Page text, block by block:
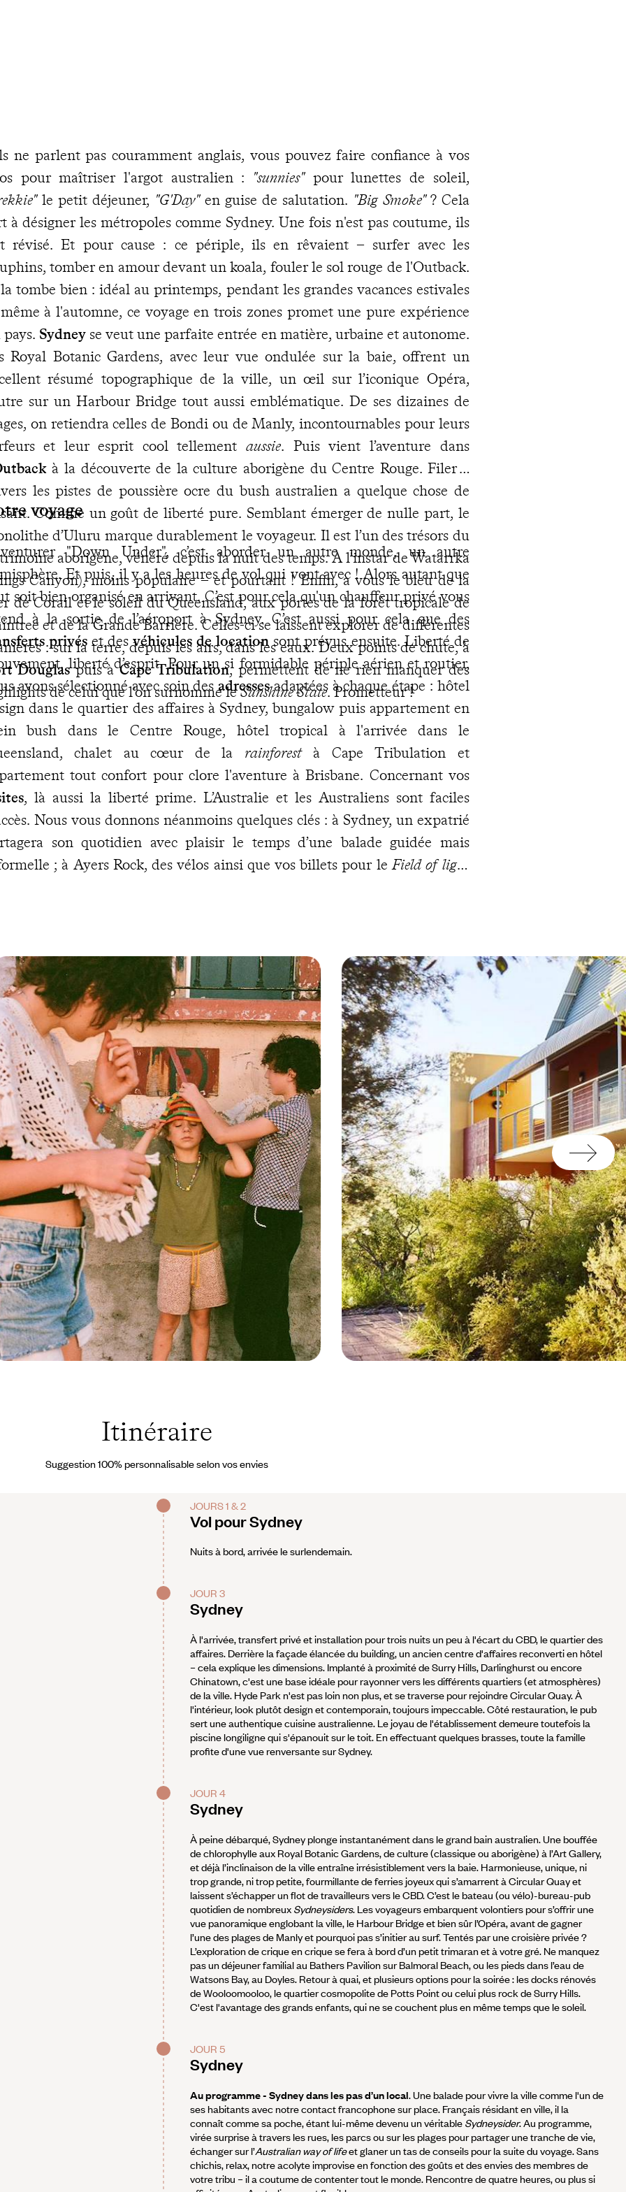
ne parlent pas couramment anglais, vous pouvez faire confiance à vos
pour maîtriser l'argot australien : "sunnies"pour lunettes de soleil,
le petit déjeuner, "G'Day"en guise de salutation. "Big Smoke"? Cela
à désigner les métropoles comme Sydney. Une fois n'est pas coutume, ils
révisé. Et pour cause : ce périple, ils en rêvaient – surfer avec les
tomber en amour devant un koala, fouler le sol rouge de l'Outback.
tombe bien : idéal au printemps, pendant les grandes vacances estivales
à l'automne, ce voyage en trois zones promet une pure expérience
Sydneyse veut une parfaite entrée en matière, urbaine et autonome.
Royal Botanic Gardens, avec leur vue ondulée sur la baie, offrent un
résumé topographique de la ville, un œil sur l’iconique Opéra,
sur un Harbour Bridge tout aussi emblématique. De ses dizaines de
on retiendra celles de Bondi ou de Manly, incontournables pour leurs
et leur esprit cool tellement aussie. Puis vient l’aventure dans
à la découverte de la culture aborigène du Centre Rouge. Filer à
les pistes de poussière ocre du bush australien a quelque chose de
Comme un goût de liberté pure. Semblant émerger de nulle part, le
d’Uluru marque durablement le voyageur. Il est l’un des trésors du
aborigène, vénéré depuis la nuit des temps. À l'instar de Watarrka
Canyon), moins populaire – et pourtant ! Enfin, à vous le bleu de la
de Corail et le soleil du Queensland, aux portes de la forêt tropicale de
et de la Grande Barrière. Celles-ci se laissent explorer de différentes
: sur la terre, depuis les airs, dans les eaux. Deux points de chute, à
Douglaspuis àCape Tribulation, permettent de ne rien manquer des
de celui que l'on surnomme leSunshine State. Prometteur !
voyage
"Down Under", c’est aborder un autre monde, un autre
Et puis, il y a les heures de vol qui vont avec ! Alors autant que
soit bien organisé en arrivant. C’est pour cela qu'un chauffeur privé vous
à la sortie de l’aéroport à Sydney. C’est aussi pour cela que des
privéset desvéhicules de locationsont prévus ensuite. Liberté de
liberté d’esprit. Pour un si formidable périple aérien et routier,
avons sélectionné avec soin desadressesadaptées à chaque étape : hôtel
dans le quartier des affaires à Sydney, bungalow puis appartement en
bush dans le Centre Rouge, hôtel tropical à l'arrivée dans le
chalet au cœur de la rainforestà Cape Tribulation et
tout confort pour clore l'aventure à Brisbane. Concernant vos
, là aussi la liberté prime. L’Australie et les Australiens sont faciles
Nous vous donnons néanmoins quelques clés : à Sydney, un expatrié
son quotidien avec plaisir le temps d’une balade guidée mais
; à Ayers Rock, des vélos ainsi que vos billets pour leField of light
des coordonnées denotre concierge francophone sur place,
à tout moment grâce à notre système de
wifi nomade. En deux
trois mouvements, celui-ci ajoute un dîner sous la voûte étoilée du Red
ou une sortie snorkeling sur la Grande Barrière à votre programme.
le périple avec quelques jours à Hervey Bay ou sur les îles Fidji est
possible : votre séjour australien est personnalisable selon vos
y compris une fois sur place.
Itinéraire
Suggestion 100% personnalisable selon vos envies
JOURS 1 & 2
Vol pour Sydney
Nuits à bord, arrivée le surlendemain.
JOUR 3
Sydney
À l'arrivée, transfert privé et installation pour trois nuits un peu à l'écart du CBD, le quartier des
affaires. Derrière la façade élancée du building, un ancien centre d'affaires reconverti en hôtel
– cela explique les dimensions. Implanté à proximité de Surry Hills, Darlinghurst ou encore
Chinatown, c'est une base idéale pour rayonner vers les différents quartiers (et atmosphères)
de la ville. Hyde Park n'est pas loin non plus, et se traverse pour rejoindre Circular Quay. À
l'intérieur, look plutôt design et contemporain, toujours impeccable. Côté restauration, le pub
sert une authentique cuisine australienne. Le joyau de l'établissement demeure toutefois la
piscine longiligne qui s'épanouit sur le toit. En effectuant quelques brasses, toute la famille
profite d'une vue renversante sur Sydney.
JOUR 4
Sydney
À peine débarqué, Sydney plonge instantanément dans le grand bain australien. Une bouffée
de chlorophylle aux Royal Botanic Gardens, de culture (classique ou aborigène) à l’Art Gallery,
et déjà l’inclinaison de la ville entraîne irrésistiblement vers la baie. Harmonieuse, unique, ni
trop grande, ni trop petite, fourmillante de ferries joyeux qui s’amarrent à Circular Quay et
laissent s’échapper un flot de travailleurs vers le CBD. C’est le bateau (ou vélo)-bureau-pub
quotidien de nombreux Sydneysiders. Les voyageurs embarquent volontiers pour s’offrir une
vue panoramique englobant la ville, le Harbour Bridge et bien sûr l’Opéra, avant de gagner
l’une des plages de Manly et pourquoi pas s’initier au surf. Tentés par une croisière privée ?
L’exploration de crique en crique se fera à bord d’un petit trimaran et à votre gré. Ne manquez
pas un déjeuner familial au Bathers Pavilion sur Balmoral Beach, ou les pieds dans l’eau de
Watsons Bay, au Doyles. Retour à quai, et plusieurs options pour la soirée : les docks rénovés
de Wooloomooloo, le quartier cosmopolite de Potts Point ou celui plus rock de Surry Hills.
C'est l'avantage des grands enfants, qui ne se couchent plus en même temps que le soleil.
JOUR 5
Sydney
Au programme - Sydney dans les pas d’un local. Une balade pour vivre la ville comme l'un de
ses habitants avec notre contact francophone sur place. Français résidant en ville, il la
connaît comme sa poche, étant lui-même devenu un véritable Sydneysider. Au programme,
virée surprise à travers les rues, les parcs ou sur les plages pour partager une tranche de vie,
échanger sur l’Australian way of lifeet glaner un tas de conseils pour la suite du voyage. Sans
chichis, relax, notre acolyte improvise en fonction des goûts et des envies des membres de
votre tribu – il a coutume de contenter tout le monde. Rencontre de quatre heures, ou plus si